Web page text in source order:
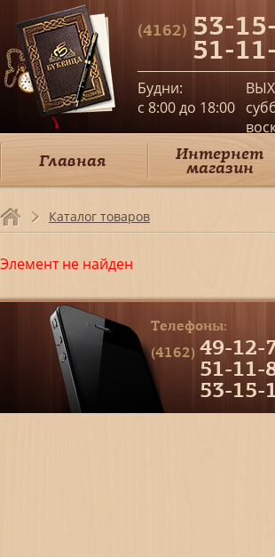
(4162) 53-
51-
Будни:
c 8:00 до 18:00
Главная Интернет
магазин
Каталог товаров
Элемент не найден
Телефоны:
(4162) 49-12-
51-11-
53-15-